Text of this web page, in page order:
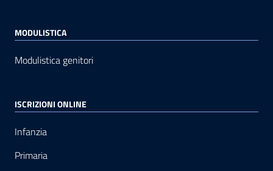
MODULISTICA
Modulistica genitori
ISCRIZIONI ONLINE
Infanzia
Primaria